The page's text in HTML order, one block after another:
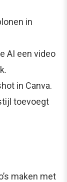
in
AI een video
in Canva.
toevoegt
maken met